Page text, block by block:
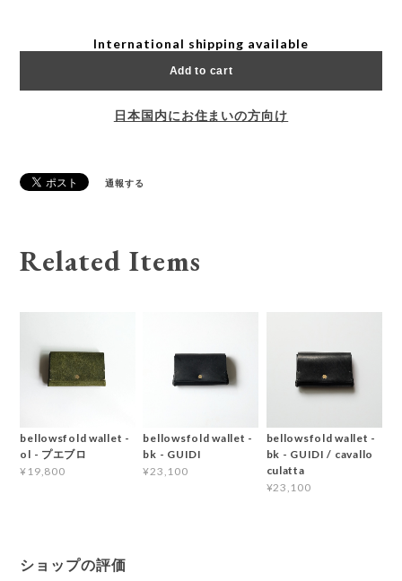
International shipping available
Add to cart
日本国内にお住まいの方向け
通報する
Related Items
bellowsfold wallet -
ol - プエブロ
¥19,800
bellowsfold wallet -
bk - GUIDI
¥23,100
bellowsfold wallet -
bk - GUIDI / cavallo
culatta
¥23,100
ショップの評価